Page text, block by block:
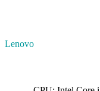
Lenovo